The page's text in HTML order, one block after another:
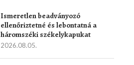
Ismeretlen beadványozó
ellenőriztetné és lebontatná a
háromszéki székelykapukat
2026.08.05.